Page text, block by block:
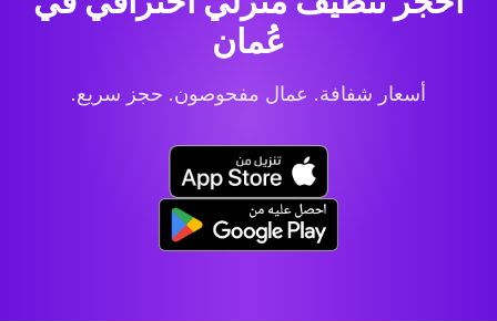
عُمان
أسعار شفافة. عمال مفحوصون. حجز سريع.